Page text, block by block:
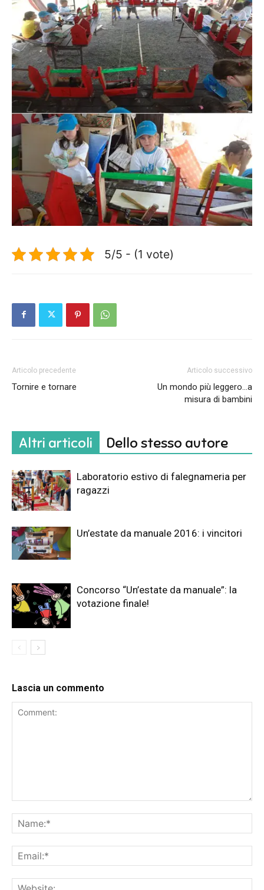
5/5 - (1 vote)
Articolo precedente
Tornire e tornare
Articolo successivo
Un mondo più leggero…a
misura di bambini
Altri articoli Dello stesso autore
Laboratorio estivo di falegnameria per
ragazzi
Un’estate da manuale 2016: i vincitori
Concorso “Un’estate da manuale”: la
votazione finale!
Lascia un commento